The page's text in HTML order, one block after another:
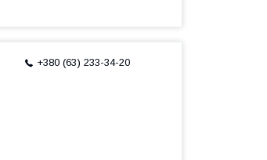
+380 (63) 233-34-20